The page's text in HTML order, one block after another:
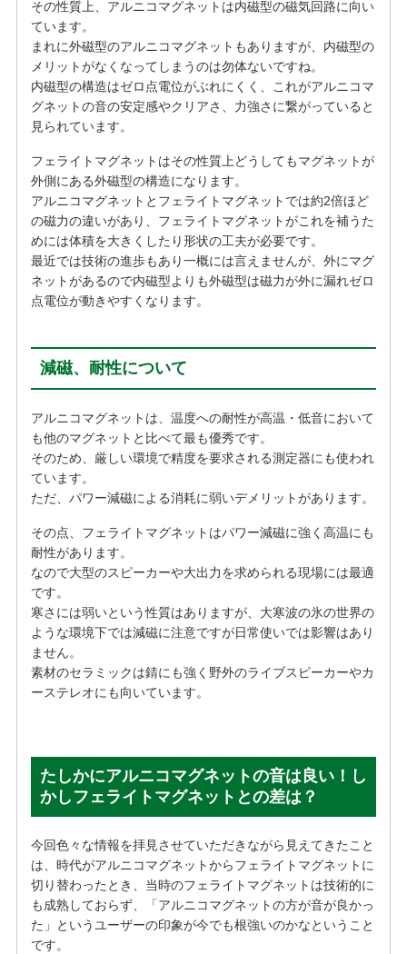
その性質上、アルニコマグネットは内磁型の磁気回路に向い
ています。
まれに外磁型のアルニコマグネットもありますが、内磁型の
メリットがなくなってしまうのは勿体ないですね。
内磁型の構造はゼロ点電位がぶれにくく、これがアルニコマ
グネットの音の安定感やクリアさ、力強さに繋がっていると
見られています。
フェライトマグネットはその性質上どうしてもマグネットが
外側にある外磁型の構造になります。
アルニコマグネットとフェライトマグネットでは約2倍ほど
の磁力の違いがあり、フェライトマグネットがこれを補うた
めには体積を大きくしたり形状の工夫が必要です。
最近では技術の進歩もあり一概には言えませんが、外にマグ
ネットがあるので内磁型よりも外磁型は磁力が外に漏れゼロ
点電位が動きやすくなります。
減磁、耐性について
アルニコマグネットは、温度への耐性が高温・低音において
も他のマグネットと比べて最も優秀です。
そのため、厳しい環境で精度を要求される測定器にも使われ
ています。
ただ、パワー減磁による消耗に弱いデメリットがあります。
その点、フェライトマグネットはパワー減磁に強く高温にも
耐性があります。
なので大型のスピーカーや大出力を求められる現場には最適
です。
寒さには弱いという性質はありますが、大寒波の氷の世界の
ような環境下では減磁に注意ですが日常使いでは影響はあり
ません。
素材のセラミックは錆にも強く野外のライブスピーカーやカ
ーステレオにも向いています。
たしかにアルニコマグネットの音は良い！し
かしフェライトマグネットとの差は？
今回色々な情報を拝見させていただきながら見えてきたこと
は、時代がアルニコマグネットからフェライトマグネットに
切り替わったとき、当時のフェライトマグネットは技術的に
も成熟しておらず、「アルニコマグネットの方が音が良かっ
た」というユーザーの印象が今でも根強いのかなということ
です。